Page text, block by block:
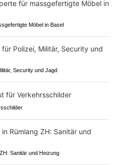
Möbel in Basel
Security und Jagd
Sanitär und Heizung